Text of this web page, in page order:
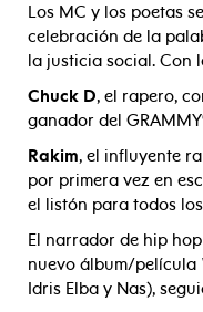
Los MC y los poetas
celebración de la
la justicia social. Con
Chuck D, el rapero,
ganador del
Rakim, el influyente
por primera vez en
el listón para todos
El narrador de hip hop
nuevo álbum/película
Idris Elba y Nas),